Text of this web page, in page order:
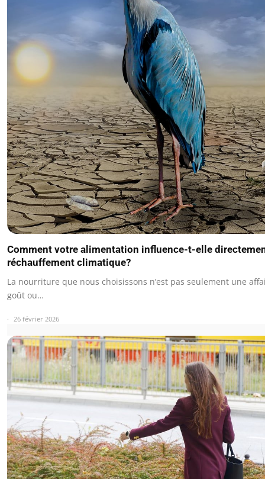
Comment votre alimentation influence-t-elle
réchauffement climatique?
La nourriture que nous choisissons n’est pas seulement une
goût ou…
26 février 2026